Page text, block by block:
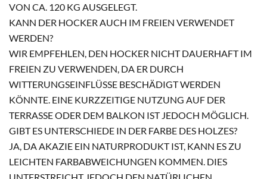
VON CA. 120 KG AUSGELEGT.
KANN DER HOCKER AUCH IM FREIEN VERWENDET
WERDEN?
WIR EMPFEHLEN, DEN HOCKER NICHT DAUERHAFT IM
FREIEN ZU VERWENDEN, DA ER DURCH
WITTERUNGSEINFLÜSSE BESCHÄDIGT WERDEN
KÖNNTE. EINE KURZZEITIGE NUTZUNG AUF DER
TERRASSE ODER DEM BALKON IST JEDOCH MÖGLICH.
GIBT ES UNTERSCHIEDE IN DER FARBE DES HOLZES?
JA, DA AKAZIE EIN NATURPRODUKT IST, KANN ES ZU
LEICHTEN FARBABWEICHUNGEN KOMMEN. DIES
UNTERSTREICHT JEDOCH DEN NATÜRLICHEN